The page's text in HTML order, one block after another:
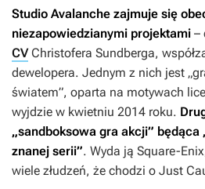
Studio Avalanche zajmuje się
niezapowiedzianymi projektami –
CVChristofera Sundberga,
dewelopera. Jednym z nich jest
światem”, oparta na motywach
wyjdzie w kwietniu 2014 roku.
„sandboksowa gra akcji” będąca
znanej serii”. Wyda ją Square-
wiele złudzeń, że chodzi o Just